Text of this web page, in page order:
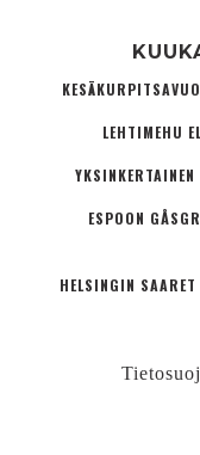
LEHTIMEHU
ESPOON
HELSINGIN